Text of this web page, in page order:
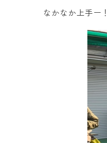
なかなか上手ー！